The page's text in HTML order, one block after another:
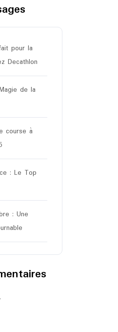
pour la
Decathlon
de la
course à
: Le Top
: Une